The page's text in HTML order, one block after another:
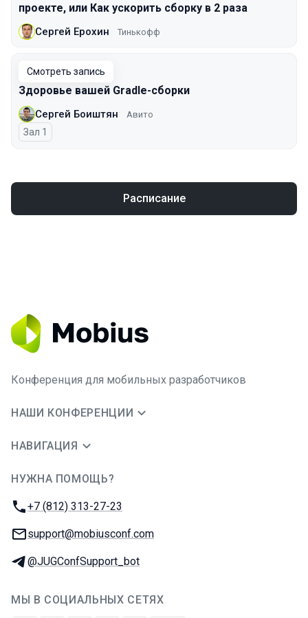
проекте, или Как ускорить сборку в 2 раза
Сергей Ерохин Тинькофф
Смотреть запись
Здоровье вашей Gradle-сборки
Сергей Боиштян Авито
Зал 1
Расписание
Конференция для мобильных разработчиков
НАШИ КОНФЕРЕНЦИИ
НАВИГАЦИЯ
НУЖНА ПОМОЩЬ?
Телефон:
+7 (812) 313-27-23
E-mail:
support@mobiusconf.com
Телеграм:
@JUGConfSupport_bot
МЫ В СОЦИАЛЬНЫХ СЕТЯХ